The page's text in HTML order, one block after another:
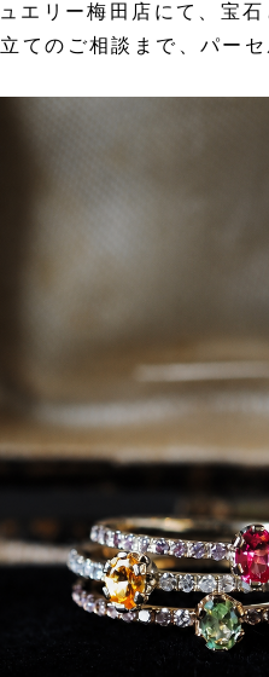
エリー梅田店にて、宝
てのご相談まで、パー